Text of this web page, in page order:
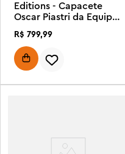
Editions - Capacete
Oscar Piastri da Equipe
R$ 799,99